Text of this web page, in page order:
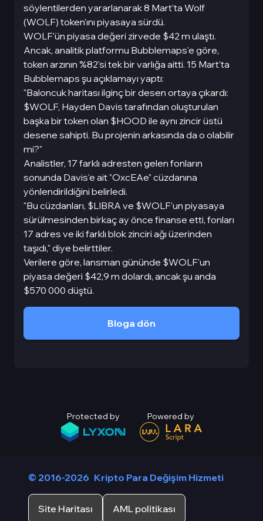
söylentilerden yararlanarak 8 Mart'ta Wolf
(WOLF) token'ını piyasaya sürdü.
WOLF'ün piyasa değeri zirvede $42 m ulaştı.
Ancak, analitik platformu Bubblemaps'e göre,
token arzının %82'si tek bir varlığa aitti. 15 Mart'ta
Bubblemaps şu açıklamayı yaptı:
"Baloncuk haritası ilginç bir desen ortaya çıkardı:
$WOLF, Hayden Davis tarafından oluşturulan
başka bir token olan $HOOD ile aynı zincir üstü
desene sahipti. Bu projenin arkasında da o olabilir
mi?"
Analistler, 17 farklı adresten gelen fonların
sonunda Davis'e ait "OxcEAe" cüzdanına
yönlendirildiğini belirledi.
"Bu cüzdanları, $LIBRA ve $WOLF'un piyasaya
sürülmesinden birkaç ay önce finanse etti, fonları
17 adres ve iki farklı blok zinciri ağı üzerinden
taşıdı," diye belirttiler.
Verilere göre, lansman gününde $WOLF'un
piyasa değeri $42,9 m dolardı, ancak şu anda
$570 000 düştü.
Bloga dön
Protected by Powered by
© 2016-2026 Kripto Para Değişim Hizmeti
Site Haritası AML politikası